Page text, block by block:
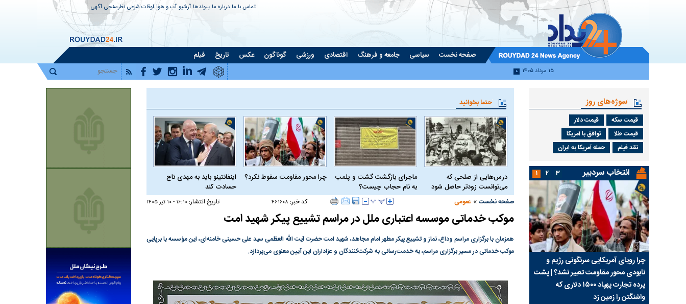
تماس با ما درباره ما پیوندها آرشیو آب و هوا اوقات شرعی نظرسنجی آگهی
صفحه نخست سیاسی جامعه و فرهنگ اقتصادی ورزشی گوناگون عکس تاریخ فیلم
۱۵ مرداد ۱۴۰۵
حتما بخوانید
درس‌هایی از صلحی که
می‌توانست زودتر حاصل شود
ماجرای بازگشت گشت و پلمب
به نام حجاب چیست؟
چرا محور مقاومت سقوط نکرد؟
اینفانتینو باید به مهدی تاج
حسادت کند
صفحه نخست » عمومی کد خبر: ۴۶۱۶۰۸ تاریخ انتشار: ۱۶:۱۰ - ۱۰ تير ۱۴۰۵
موکب خدماتی موسسه اعتباری ملل در مراسم تشییع پیکر شهید امت
همزمان با برگزاری مراسم وداع، نماز و تشییع پیکر مطهر امام مجاهد، شهید امت حضرت آیت الله العظمی سید علی حسینی خامنه‌ای، این مؤسسه با برپایی
موکب خدماتی در مسیر برگزاری مراسم، به خدمت‌رسانی به شرکت‌کنندگان و عزاداران این آیین معنوی می‌پردازد.
سوژه‌های روز
قیمت سکه
قیمت دلار
قیمت طلا
توافق با آمریکا
نقد فیلم
حمله آمریکا به ایران
انتخاب سردبیر
چرا رویای آمریکایی سرنگونی رژیم و
نابودی محور مقاومت تعبیر نشد؟ | پشت
پرده تجارت پهپاد‌ ۱۵۰۰ دلاری که
واشنگتن را زمین زد
پرده تجارت پهپاد‌ ۱۵۰۰ دلاری که
واشنگتن را زمین زد
مطالعه رفتار هیستریک صدا و سیما علیه
کمپین نه به اعدام
۱ ۲ ۳